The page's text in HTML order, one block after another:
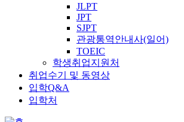
JLPT
JPT
SJPT
관광통역안내사(일어)
TOEIC
학생취업지원처
취업수기 및 동영상
입학Q&A
입학처